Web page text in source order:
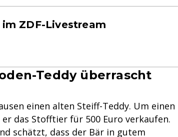
ZDF-Livestream
Teddy überrascht
einen alten Steiff-Teddy. Um einen
das Stofftier für 500 Euro verkaufen.
schätzt, dass der Bär in gutem